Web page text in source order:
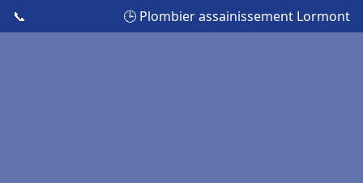
📞 🕒 Plombier assainissement Lormont